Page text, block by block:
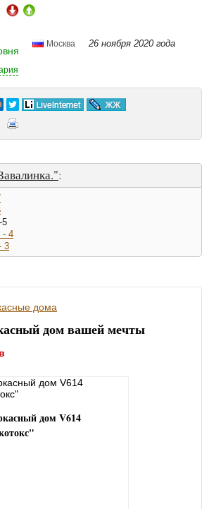
Москва 26 ноября 2020 года
:
5
- 4
3
дом вашей мечты
дом V614